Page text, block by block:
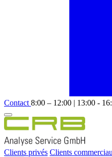
Contact 8:00 – 12:00 | 13:00 -
Clients privés Clients